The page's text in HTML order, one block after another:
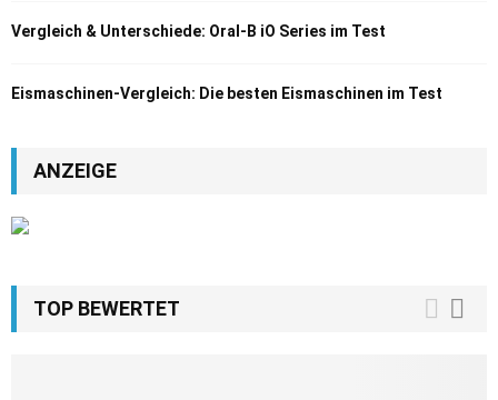
Vergleich & Unterschiede: Oral-B iO Series im Test
Eismaschinen-Vergleich: Die besten Eismaschinen im Test
ANZEIGE
TOP BEWERTET